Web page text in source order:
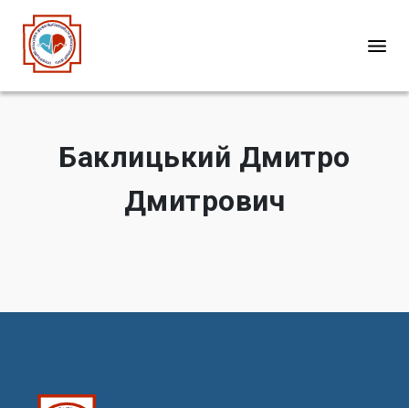
Баклицький Дмитро
Дмитрович